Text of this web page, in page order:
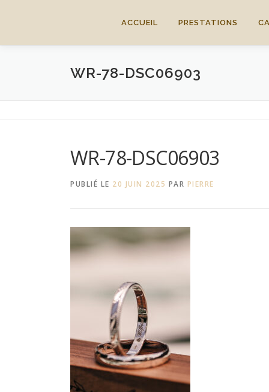
ACCUEIL PRESTATIONS
WR-78-DSC06903
WR-78-DSC06903
PUBLIÉ LE 20 JUIN 2025 PAR PIERRE